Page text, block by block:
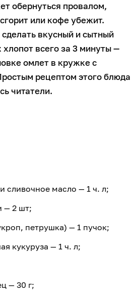
обернуться провалом,
или кофе убежит.
вкусный и сытный
всего за 3 минуты —
омлет в кружке с
рецептом этого блюда
читатели.
сливочное масло — 1 ч. л;
— 2 шт;
петрушка) — 1 пучок;
кукуруза — 1 ч. л;
— 30 г;